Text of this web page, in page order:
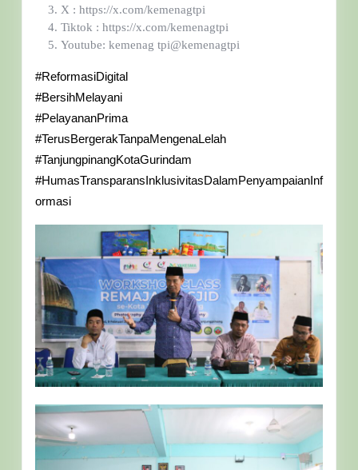
X : https://x.com/kemenagtpi
Tiktok : https://x.com/kemenagtpi
Youtube: kemenag tpi@kemenagtpi
#ReformasiDigital
#BersihMelayani
#PelayananPrima
#TerusBergerakTanpaMengenaLelah
#TanjungpinangKotaGurindam
#HumasTransparansInklusivitasDalamPenyampaianInf
ormasi